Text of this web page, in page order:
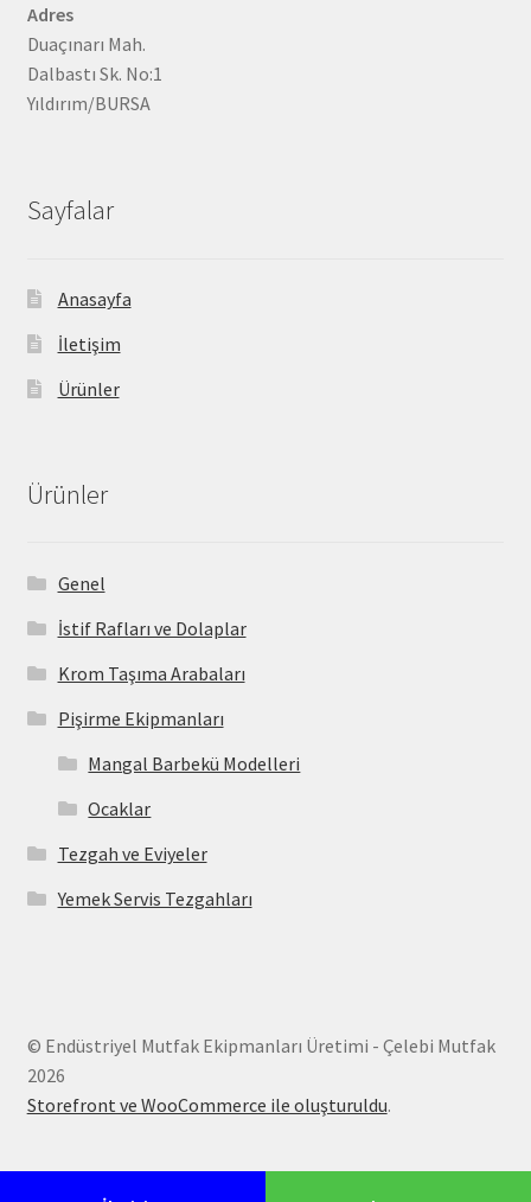
Adres
Duaçınarı Mah.
Dalbastı Sk. No:1
Yıldırım/BURSA
Sayfalar
Anasayfa
İletişim
Ürünler
Ürünler
Genel
İstif Rafları ve Dolaplar
Krom Taşıma Arabaları
Pişirme Ekipmanları
Mangal Barbekü Modelleri
Ocaklar
Tezgah ve Eviyeler
Yemek Servis Tezgahları
© Endüstriyel Mutfak Ekipmanları Üretimi - Çelebi Mutfak
2026
Storefront ve WooCommerce ile oluşturuldu.